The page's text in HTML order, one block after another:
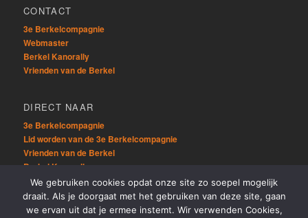
CONTACT
3e Berkelcompagnie
Webmaster
Berkel Kanorally
Vrienden van de Berkel
DIRECT NAAR
3e Berkelcompagnie
Lid worden van de 3e Berkelcompagnie
Vrienden van de Berkel
Berkel Kanorally
OVERIG
We gebruiken cookies opdat onze site zo soepel mogelijk
draait. Als je doorgaat met het gebruiken van deze site, gaan
we ervan uit dat je ermee instemt. Wir verwenden Cookies,